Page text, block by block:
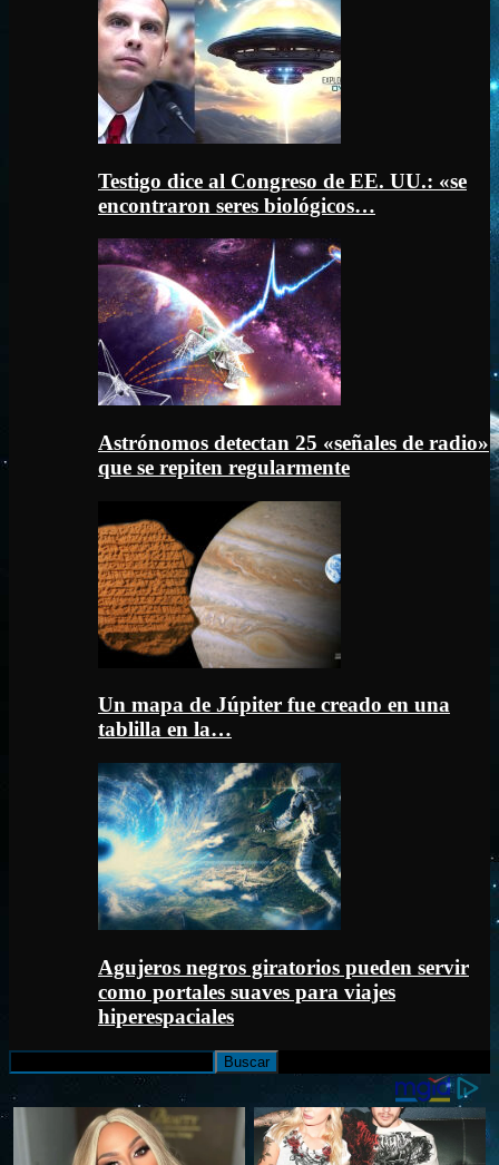
Testigo dice al Congreso de EE. UU.: «se
encontraron seres biológicos…
Astrónomos detectan 25 «señales de radio»
que se repiten regularmente
Un mapa de Júpiter fue creado en una
tablilla en la…
Agujeros negros giratorios pueden servir
como portales suaves para viajes
hiperespaciales